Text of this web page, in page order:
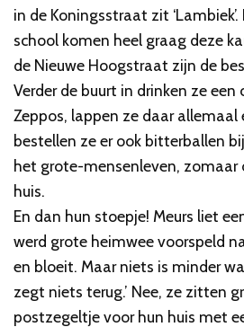
in de Koningsstraat zit
school komen heel graag deze
de Nieuwe Hoogstraat zijn de
Verder de buurt in drinken ze
Zeppos, lappen ze daar allemaal
bestellen ze er ook bitterballen
het grote-mensenleven, zomaar
huis.
En dan hun stoepje! Meurs liet
werd grote heimwee voorspeld
en bloeit. Maar niets is minder
zegt niets terug.’ Nee, ze zitten
postzegeltje voor hun huis met